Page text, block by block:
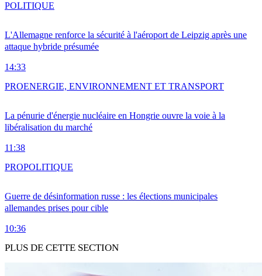
L'Allemagne renforce la sécurité à l'aéroport de Leipzig après une
attaque hybride présumée
14:33
POLITIQUE
La pénurie d'énergie nucléaire en Hongrie ouvre la voie à la
libéralisation du marché
11:38
PROENERGIE, ENVIRONNEMENT ET TRANSPORT
Guerre de désinformation russe : les élections municipales
allemandes prises pour cible
10:36
PROPOLITIQUE
PLUS DE CETTE SECTION